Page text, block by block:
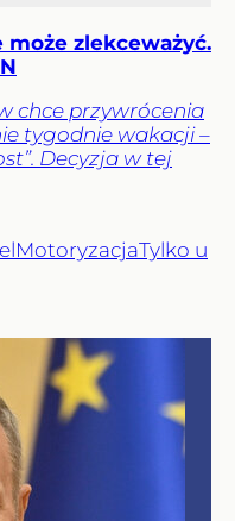
zlekceważyć.
chce przywrócenia
tygodnie wakacji –
Decyzja w tej
MotoryzacjaTylko u